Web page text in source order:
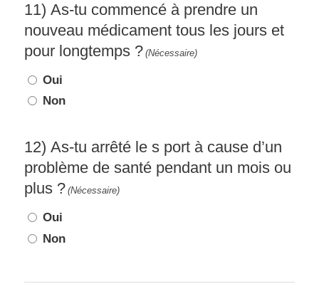
11) As-tu commencé à prendre un
nouveau médicament tous les jours et
pour longtemps ? (Nécessaire)
Oui
Non
12) As-tu arrêté le s port à cause d’un
problème de santé pendant un mois ou
plus ? (Nécessaire)
Oui
Non